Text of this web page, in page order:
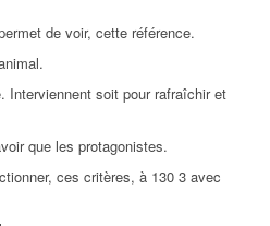
de voir, cette référence.
Interviennent soit pour rafraîchir et
que les protagonistes.
ces critères, à 130 3 avec